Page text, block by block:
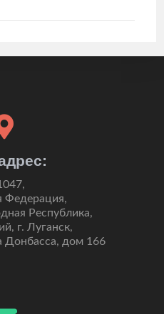
Федерация,
Республика,
г. Луганск,
Донбасса, дом 166